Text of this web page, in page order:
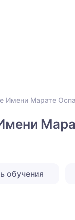
Имени Марате
обучения